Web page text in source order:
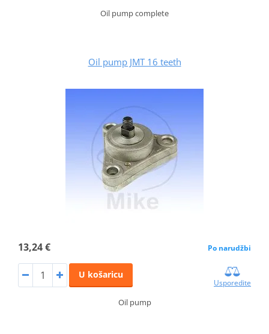
Oil pump complete
Oil pump JMT 16 teeth
13,24 € Po narudžbi
U košaricu
Usporedite
Oil pump